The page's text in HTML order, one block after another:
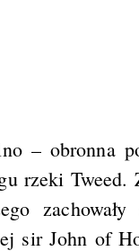
– obronna
rzeki Tweed.
sir John of